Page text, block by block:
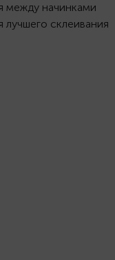
между начинками
лучшего склеивания